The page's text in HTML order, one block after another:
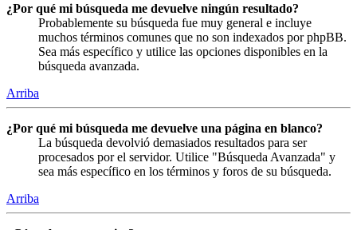
¿Por qué mi búsqueda me devuelve ningún resultado?
Probablemente su búsqueda fue muy general e incluye
muchos términos comunes que no son indexados por phpBB.
Sea más específico y utilice las opciones disponibles en la
búsqueda avanzada.
Arriba
¿Por qué mi búsqueda me devuelve una página en blanco?
La búsqueda devolvió demasiados resultados para ser
procesados por el servidor. Utilice "Búsqueda Avanzada" y
sea más específico en los términos y foros de su búsqueda.
Arriba